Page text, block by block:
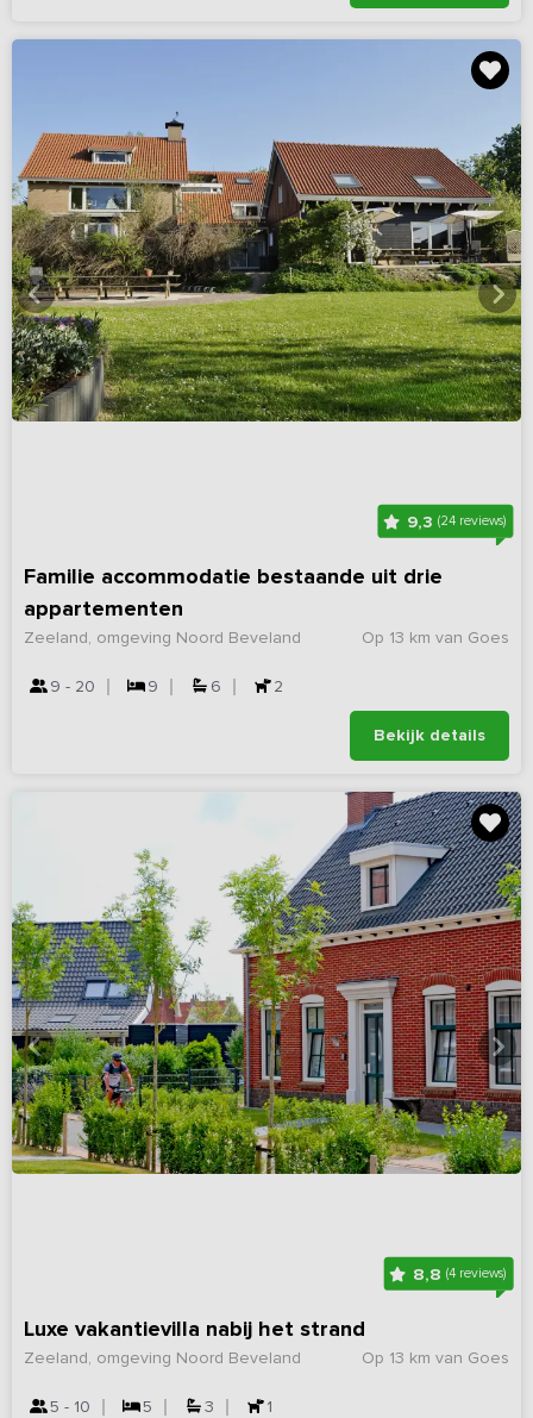
9,3(24 reviews)
Familie accommodatie bestaande uit drie
appartementen
Op 13 km van Goes
Zeeland, omgeving Noord Beveland
9 - 20 9 6 2
Bekijk details
8,8(4 reviews)
Luxe vakantievilla nabij het strand
Op 13 km van Goes
Zeeland, omgeving Noord Beveland
5 - 10 5 3 1